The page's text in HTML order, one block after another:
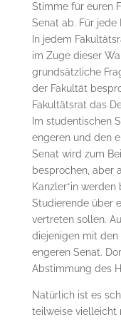
Stimme für euren
Senat ab. Für jede
In jedem
im Zuge dieser
grundsätzliche
der Fakultät
Fakultätsrat das
Im studentischen
engeren und den
Senat wird zum
besprochen, aber
Kanzler*in
Studierende über
vertreten sollen.
diejenigen mit
engeren Senat.
Abstimmung des
Natürlich ist es
teilweise vielleicht